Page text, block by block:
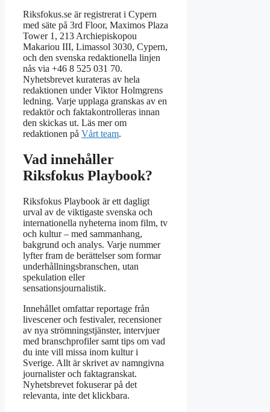
Riksfokus.se är registrerat i Cypern
med säte på 3rd Floor, Maximos Plaza
Tower 1, 213 Archiepiskopou
Makariou III, Limassol 3030, Cypern,
och den svenska redaktionella linjen
nås via +46 8 525 031 70.
Nyhetsbrevet kurateras av hela
redaktionen under Viktor Holmgrens
ledning. Varje upplaga granskas av en
redaktör och faktakontrolleras innan
den skickas ut. Läs mer om
redaktionen på Vårt team.
Vad innehåller
Riksfokus Playbook?
Riksfokus Playbook är ett dagligt
urval av de viktigaste svenska och
internationella nyheterna inom film, tv
och kultur – med sammanhang,
bakgrund och analys. Varje nummer
lyfter fram de berättelser som formar
underhållningsbranschen, utan
spekulation eller
sensationsjournalistik.
Innehållet omfattar reportage från
livescener och festivaler, recensioner
av nya strömningstjänster, intervjuer
med branschprofiler samt tips om vad
du inte vill missa inom kultur i
Sverige. Allt är skrivet av namngivna
journalister och faktagranskat.
Nyhetsbrevet fokuserar på det
relevanta, inte det klickbara.